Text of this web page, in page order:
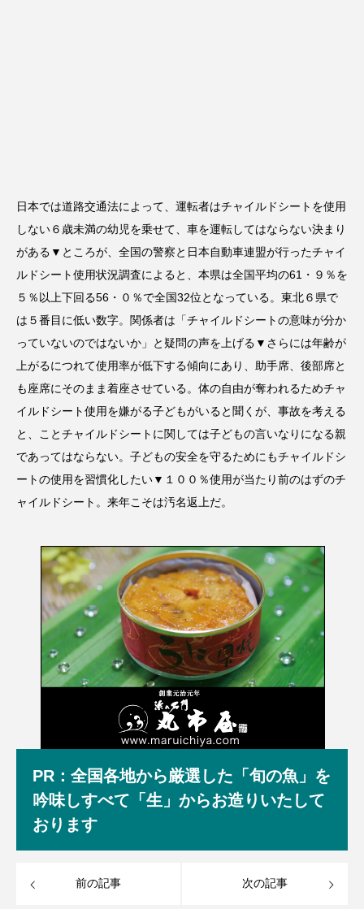
日本では道路交通法によって、運転者はチャイルドシートを使用
しない６歳未満の幼児を乗せて、車を運転してはならない決まり
がある▼ところが、全国の警察と日本自動車連盟が行ったチャイ
ルドシート使用状況調査によると、本県は全国平均の61・９％を
５％以上下回る56・０％で全国32位となっている。東北６県で
は５番目に低い数字。関係者は「チャイルドシートの意味が分か
っていないのではないか」と疑問の声を上げる▼さらには年齢が
上がるにつれて使用率が低下する傾向にあり、助手席、後部席と
も座席にそのまま着座させている。体の自由が奪われるためチャ
イルドシート使用を嫌がる子どもがいると聞くが、事故を考える
と、ことチャイルドシートに関しては子どもの言いなりになる親
であってはならない。子どもの安全を守るためにもチャイルドシ
ートの使用を習慣化したい▼１００％使用が当たり前のはずのチ
ャイルドシート。来年こそは汚名返上だ。
PR：全国各地から厳選した「旬の魚」を
吟味しすべて「生」からお造りいたして
おります
前の記事 次の記事